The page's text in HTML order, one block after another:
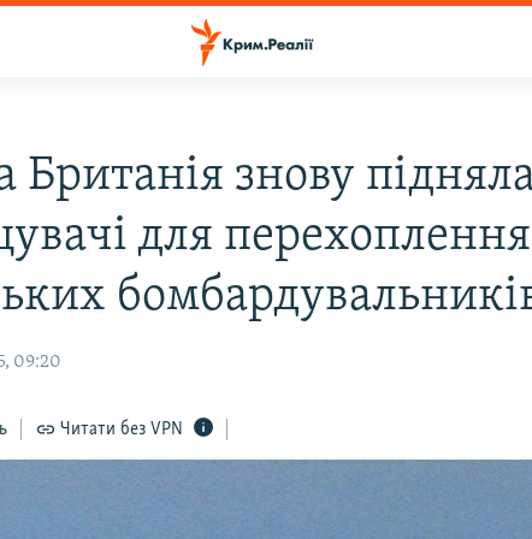
Британія знову
для перехоплення
09:20
Читати без VPN